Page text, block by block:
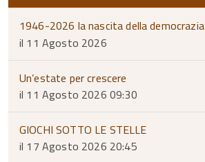
1946-2026 la nascita della democrazia
il 11 Agosto 2026
Un’estate per crescere
il 11 Agosto 2026 09:30
GIOCHI SOTTO LE STELLE
il 17 Agosto 2026 20:45